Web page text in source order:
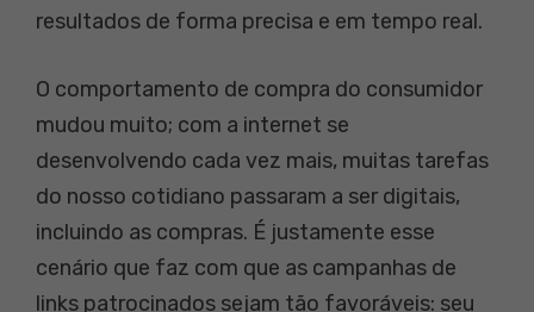
resultados de forma precisa e em tempo real.
O comportamento de compra do consumidor
mudou muito; com a internet se
desenvolvendo cada vez mais, muitas tarefas
do nosso cotidiano passaram a ser digitais,
incluindo as compras. É justamente esse
cenário que faz com que as campanhas de
links patrocinados sejam tão favoráveis: seu